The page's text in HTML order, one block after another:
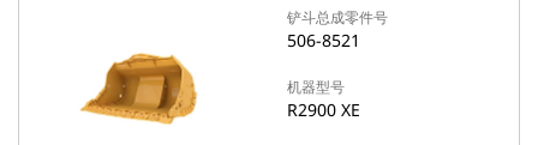
铲斗总成零件号
506-8521
机器型号
R2900 XE